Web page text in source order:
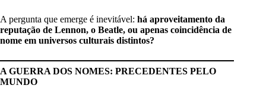
A pergunta que emerge é inevitável: há aproveitamento da
reputação de Lennon, o Beatle, ou apenas coincidência de
nome em universos culturais distintos?
A GUERRA DOS NOMES: PRECEDENTES PELO
MUNDO